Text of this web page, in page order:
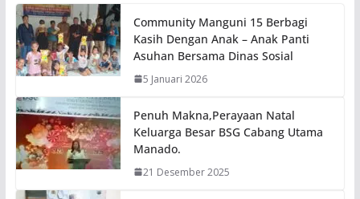
Community Manguni 15 Berbagi
Kasih Dengan Anak – Anak Panti
Asuhan Bersama Dinas Sosial
5 Januari 2026
Penuh Makna,Perayaan Natal
Keluarga Besar BSG Cabang Utama
Manado.
21 Desember 2025